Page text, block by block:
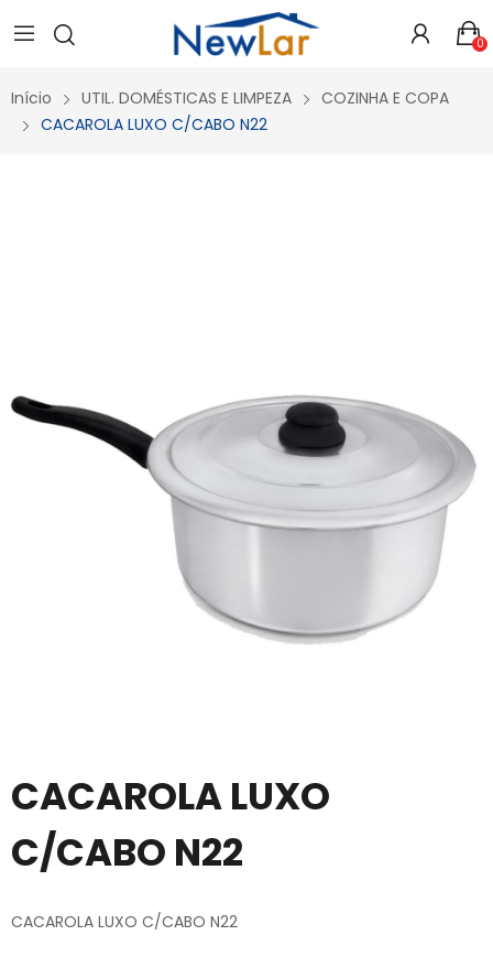
Secure crypto portfolio manager for desktops and mobile -
Visit Ledger Live
- easily manage, stake, and track assets. 0
Início UTIL. DOMÉSTICAS E LIMPEZA
COZINHA E COPA
CACAROLA LUXO C/CABO N22
CACAROLA LUXO
C/CABO N22
CACAROLA LUXO C/CABO N22